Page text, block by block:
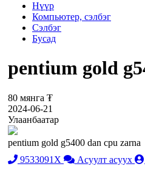
Нүүр
Компьютер, сэлбэг
Сэлбэг
Бусад
pentium gold
80 мянга ₮
2024-06-21
Улаанбаатар
pentium gold g5400 dan cpu zarna
9533091X
Асуулт асуух